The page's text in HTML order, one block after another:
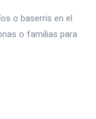
o baserris en el
o familias para